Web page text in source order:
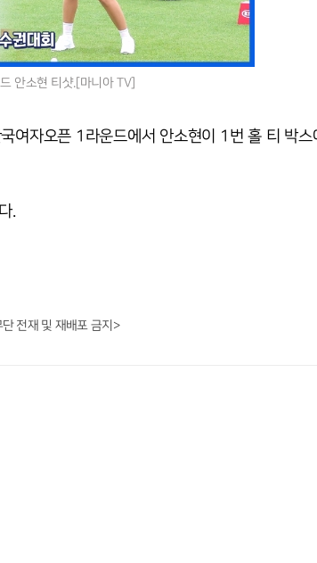
안소현 티샷.[마니아 TV]
여자오픈 1라운드에서 안소현이 1번 홀 티 박스
.
전재 및 재배포 금지>